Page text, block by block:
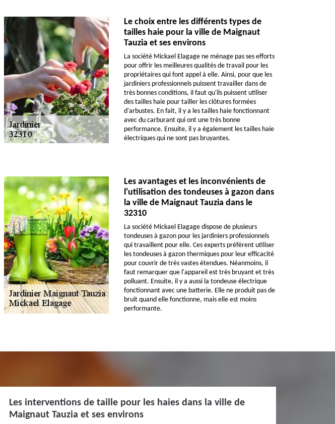
Le choix entre les différents types de
tailles haie pour la ville de Maignaut
Tauzia et ses environs
La société Mickael Elagage ne ménage pas ses efforts
pour offrir les meilleures qualités de travail pour les
propriétaires qui font appel à elle. Ainsi, pour que les
jardiniers professionnels puissent travailler dans de
très bonnes conditions, il faut qu'ils puissent utiliser
des tailles haie pour tailler les clôtures formées
d'arbustes. En fait, il y a les tailles haie fonctionnant
avec du carburant qui ont une très bonne
performance. Ensuite, il y a également les tailles haie
électriques qui ne sont pas bruyantes.
Les avantages et les inconvénients de
l'utilisation des tondeuses à gazon dans
la ville de Maignaut Tauzia dans le
32310
La société Mickael Elagage dispose de plusieurs
tondeuses à gazon pour les jardiniers professionnels
qui travaillent pour elle. Ces experts préfèrent utiliser
les tondeuses à gazon thermiques pour leur efficacité
pour couvrir de très vastes étendues. Néanmoins, il
faut remarquer que l'appareil est très bruyant et très
polluant. Ensuite, il y a aussi la tondeuse électrique
fonctionnant avec une batterie. Elle ne produit pas de
bruit quand elle fonctionne, mais elle est moins
performante.
Les interventions de taille pour les haies dans la ville de
Maignaut Tauzia et ses environs